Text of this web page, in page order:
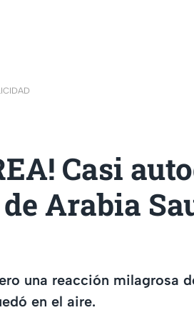
Casi
Arabia
una reacción milagrosa
en el aire.